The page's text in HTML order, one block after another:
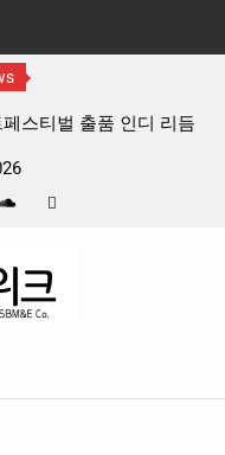
팝 애니메이션 ‘고스트밴드
Google